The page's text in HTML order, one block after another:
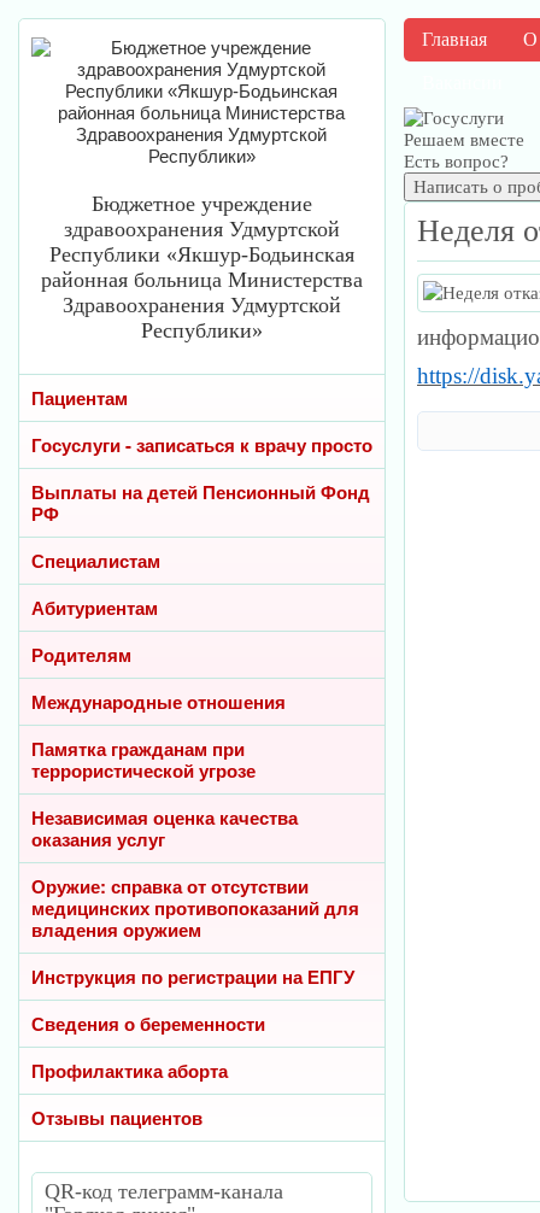
Бюджетное учреждение
здравоохранения Удмуртской
Республики «Якшур-Бодьинская
районная больница Министерства
Здравоохранения Удмуртской
Республики»
Пациентам
Госуслуги - записаться к врачу просто
Выплаты на детей Пенсионный Фонд
РФ
Специалистам
Абитуриентам
Родителям
Международные отношения
Памятка гражданам при
террористической угрозе
Независимая оценка качества
оказания услуг
Оружие: справка от отсутствии
медицинских противопоказаний для
владения оружием
Инструкция по регистрации на ЕПГУ
Сведения о беременности
Профилактика аборта
Отзывы пациентов
QR-код телеграмм-канала
Главная О
Решаем вместе
Есть вопрос?
Написать о
Неделя
https://